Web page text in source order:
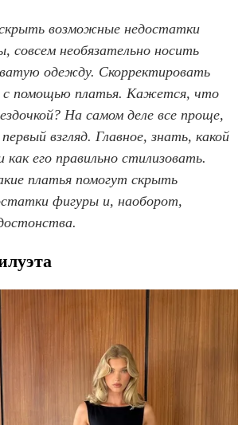
возможные недостатки
совсем необязательно носить
одежду. Скорректировать
помощью платья. Кажется, что
На самом деле все проще,
взгляд. Главное, знать, какой
его правильно стилизовать.
платья помогут скрыть
фигуры и, наоборот,